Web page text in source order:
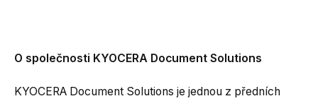
O společnosti KYOCERA Document Solutions
KYOCERA Document Solutions je jednou z předních